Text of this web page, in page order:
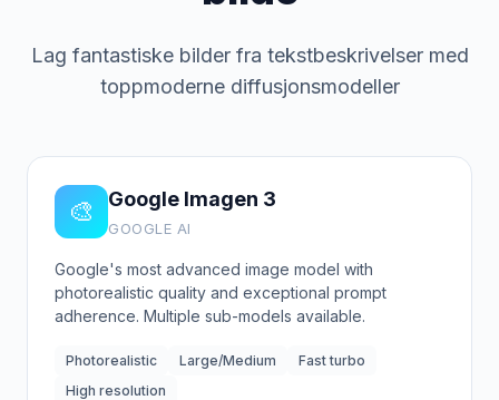
Lag fantastiske bilder fra tekstbeskrivelser med
toppmoderne diffusjonsmodeller
🎨 Google Imagen 3
GOOGLE AI
Google's most advanced image model with
photorealistic quality and exceptional prompt
adherence. Multiple sub-models available.
Photorealistic Large/Medium
Fast turbo
High resolution